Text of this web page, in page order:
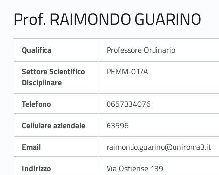
Prof. RAIMONDO GUARINO
Qualifica
Professore Ordinario
Settore Scientifico
Disciplinare
PEMM-01/A
Telefono
0657334076
Cellulare aziendale
63596
Email
raimondo.guarino@uniroma3.it
Indirizzo
Via Ostiense 139